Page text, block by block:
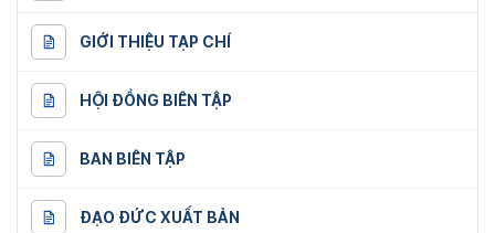
GIỚI THIỆU TẠP CHÍ
HỘI ĐỒNG BIÊN TẬP
BAN BIÊN TẬP
ĐẠO ĐỨC XUẤT BẢN